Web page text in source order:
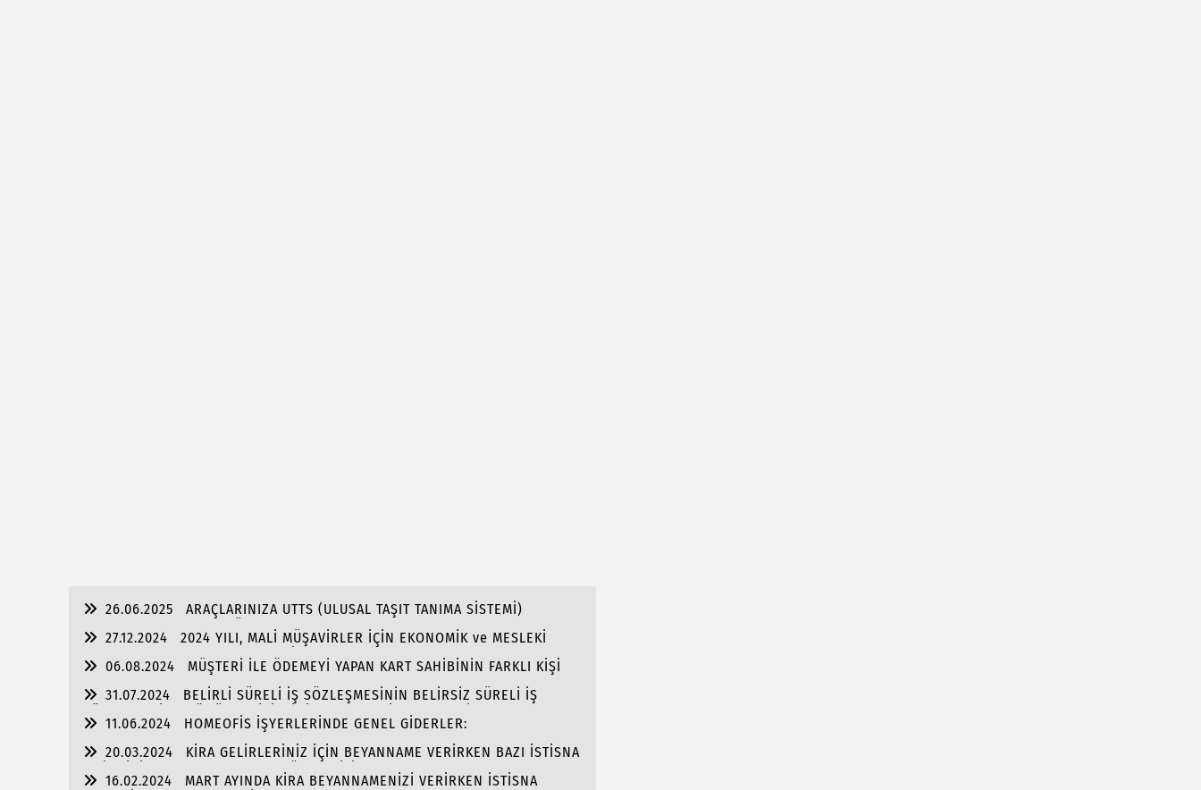
26.06.2025
ARAÇLARINIZA UTTS (ULUSAL TAŞIT TANIMA SİSTEMİ)
TAKTIRDINIZ MI? SON GÜN 30.06.2025
27.12.2024
2024 YILI, MALİ MÜŞAVİRLER İÇİN EKONOMİK ve MESLEKİ
ANLAMDA ZORLUKLARLA DOLU BİR YIL OLDU
06.08.2024
MÜŞTERİ İLE ÖDEMEYİ YAPAN KART SAHİBİNİN FARKLI KİŞİ
OLMASI DURUMUNDA CEZA MI GELECEK?
31.07.2024
BELİRLİ SÜRELİ İŞ SÖZLEŞMESİNİN BELİRSİZ SÜRELİ İŞ
SÖZLEŞMESİNE DÖNÜŞMESİ, İŞÇİNİN KIDEM ve İHBAR TAZMİNATI HAKLARI:
11.06.2024
HOMEOFİS İŞYERLERİNDE GENEL GİDERLER:
20.03.2024
KİRA GELİRLERİNİZ İÇİN BEYANNAME VERİRKEN BAZI İSTİSNA
ve İNDİRİM HAKLARINIZIN OLDUĞUNU BİLİYOR MUSUNUZ?
16.02.2024
MART AYINDA KİRA BEYANNAMENİZİ VERİRKEN İSTİSNA